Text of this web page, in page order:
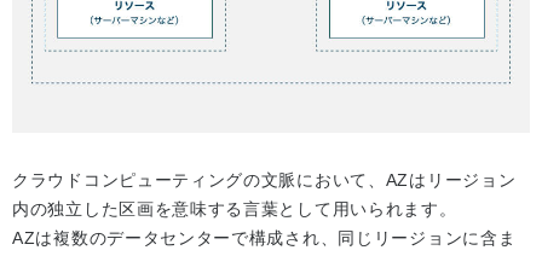
クラウドコンピューティングの文脈において、AZはリージョン
内の独立した区画を意味する言葉として用いられます。
AZは複数のデータセンターで構成され、同じリージョンに含ま